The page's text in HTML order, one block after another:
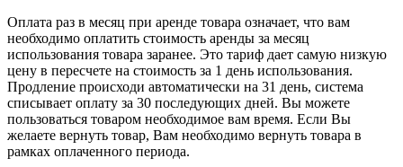
Оплата раз в месяц при аренде товара означает, что вам
необходимо оплатить стоимость аренды за месяц
использования товара заранее. Это тариф дает самую низкую
цену в пересчете на стоимость за 1 день использования.
Продление происходи автоматически на 31 день, система
списывает оплату за 30 последующих дней. Вы можете
пользоваться товаром необходимое вам время. Если Вы
желаете вернуть товар, Вам необходимо вернуть товара в
рамках оплаченного периода.